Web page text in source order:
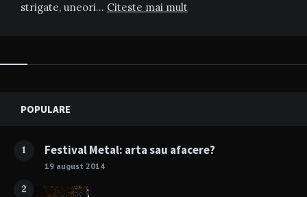
strigate, uneori… Citeste mai mult
Widgets
POPULARE
1 Festival Metal: arta sau afacere?
19 august 2014
2